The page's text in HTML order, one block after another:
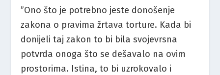
”Ono što je potrebno jeste donošenje
zakona o pravima žrtava torture. Kada bi
donijeli taj zakon to bi bila svojevrsna
potvrda onoga što se dešavalo na ovim
prostorima. Istina, to bi uzrokovalo i